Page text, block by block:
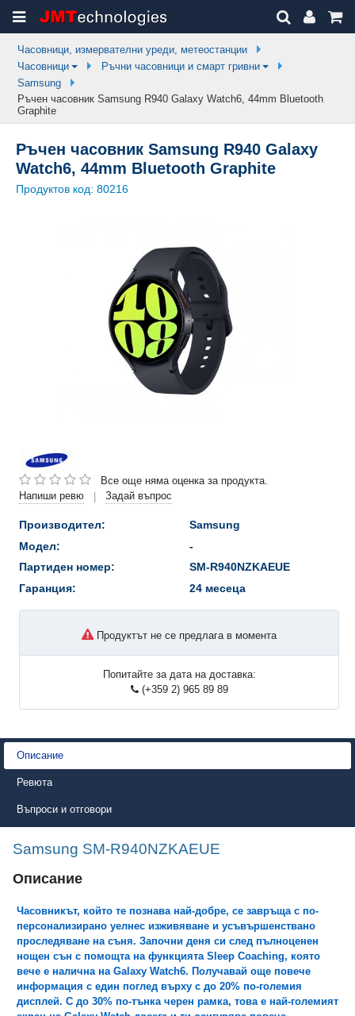
Часовници, измервателни уреди, метеостанции
Часовници
Ръчни часовници и смарт гривни
Samsung
Ръчен часовник Samsung R940 Galaxy Watch6, 44mm Bluetooth
Graphite
Ръчен часовник Samsung R940 Galaxy
Watch6, 44mm Bluetooth Graphite
Продуктов код: 80216
Все още няма оценка за продукта.
Напиши ревю
| Задай въпрос
Производител:
Samsung
Модел:
-
Партиден номер:
SM-R940NZKAEUE
Гаранция:
24 месеца
Продуктът не се предлага в момента
Попитайте за дата на доставка:
(+359 2) 965 89 89
Описание
Ревюта
Въпроси и отговори
Samsung SM-R940NZKAEUE
Описание
Часовникът, който те познава най-добре, се завръща с по-
персонализирано уелнес изживяване и усъвършенствано
проследяване на съня. Започни деня си след пълноценен
нощен сън с помощта на функцията Sleep Coaching, която
вече е налична на Galaxy Watch6. Получавай още повече
информация с един поглед върху с до 20% по-големия
дисплей. С до 30% по-тънка черен рамка, това е най-големият